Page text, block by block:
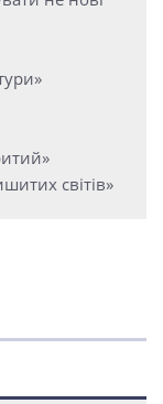
світів»